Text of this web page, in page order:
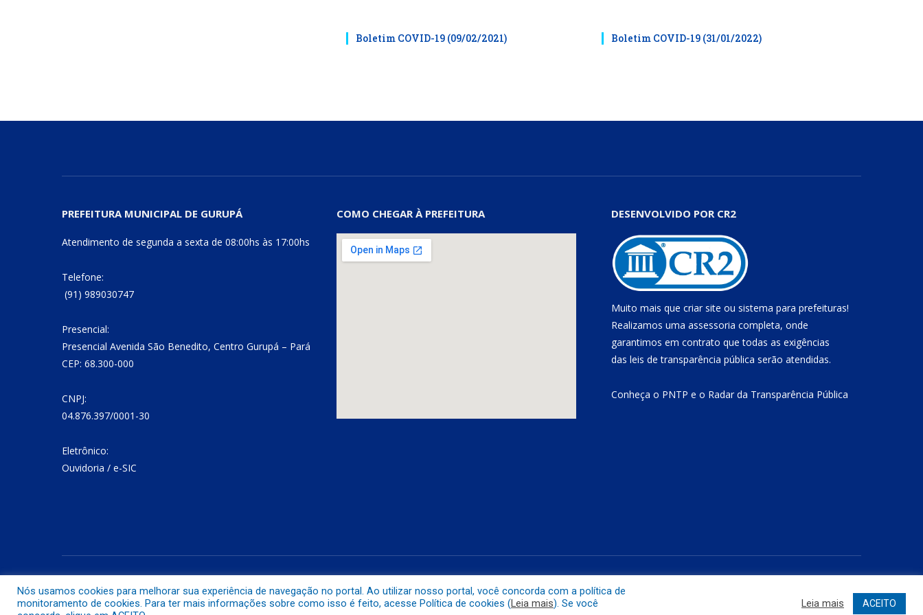
Boletim COVID-19 (09/02/2021) Boletim COVID-19 (31/01/2022)
PREFEITURA MUNICIPAL DE GURUPÁ
Atendimento de segunda a sexta de 08:00hs às 17:00hs
Telefone:
(91) 989030747
Presencial:
Presencial Avenida São Benedito, Centro Gurupá – Pará
CEP: 68.300-000
CNPJ:
04.876.397/0001-30
Eletrônico:
Ouvidoria / e-SIC
COMO CHEGAR À PREFEITURA DESENVOLVIDO POR CR2
Muito mais que criar site ou sistema para prefeituras!
Realizamos uma assessoria completa, onde
garantimos em contrato que todas as exigências
das leis de transparência pública serão atendidas.
Conheça o PNTP e o Radar da Transparência Pública
Nós usamos cookies para melhorar sua experiência de navegação no portal. Ao utilizar nosso portal, você concorda com a política de
monitoramento de cookies. Para ter mais informações sobre como isso é feito, acesse Política de cookies (Leia mais). Se você
Leia mais ACEITO